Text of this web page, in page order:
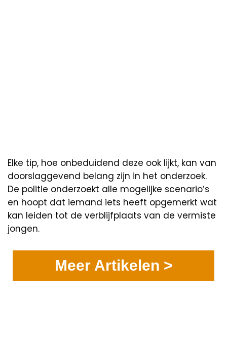
Elke tip, hoe onbeduidend deze ook lijkt, kan van
doorslaggevend belang zijn in het onderzoek.
De politie onderzoekt alle mogelijke scenario’s
en hoopt dat iemand iets heeft opgemerkt wat
kan leiden tot de verblijfplaats van de vermiste
jongen.
Meer Artikelen >